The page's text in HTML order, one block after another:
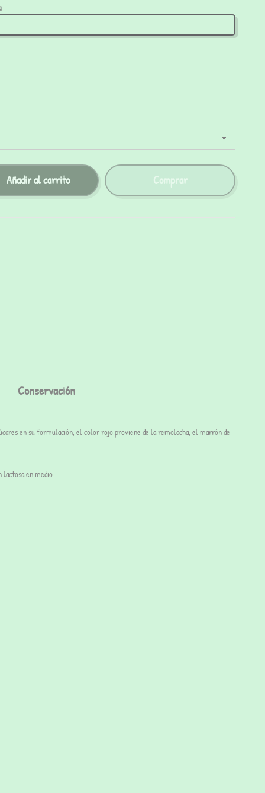
Añadir al carrito Comprar
Conservación
en su formulación, el colorrojoproviene de laremolacha, el marrón de
en medio.